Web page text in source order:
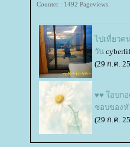
Counter : 1492 Pageviews.
ไปเที่ยวค
วัน
(29 ก.ค.
♥♥ โอบกอ
ชอบของหั
(29 ก.ค.